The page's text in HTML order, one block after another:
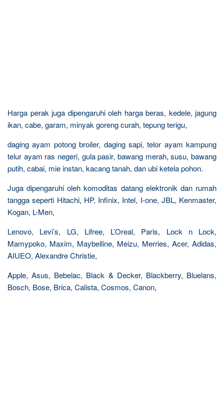
Harga perak juga dipengaruhi oleh harga beras, kedele, jagung
ikan, cabe, garam, minyak goreng curah, tepung terigu,
daging ayam potong broiler, daging sapi, telor ayam kampung
telur ayam ras negeri, gula pasir, bawang merah, susu, bawang
putih, cabai, mie instan, kacang tanah, dan ubi ketela pohon.
Juga dipengaruhi oleh komoditas datang elektronik dan rumah
tangga seperti Hitachi, HP, Infinix, Intel, I-one, JBL, Kenmaster,
Kogan, L-Men,
Lenovo, Levi’s, LG, Lifree, L’Oreal, Paris, Lock n Lock,
Mamypoko, Maxim, Maybelline, Meizu, Merries, Acer, Adidas,
AIUEO, Alexandre Christie,
Apple, Asus, Bebelac, Black & Decker, Blackberry, Bluelans,
Bosch, Bose, Brica, Calista, Cosmos, Canon,